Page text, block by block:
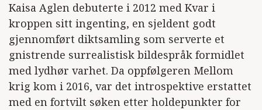
Kaisa Aglen debuterte i 2012 med Kvar i
kroppen sitt ingenting, en sjeldent godt
gjennomført diktsamling som serverte et
gnistrende surrealistisk bildespråk formidlet
med lydhør varhet. Da oppfølgeren Mellom
krig kom i 2016, var det introspektive erstattet
med en fortvilt søken etter holdepunkter for